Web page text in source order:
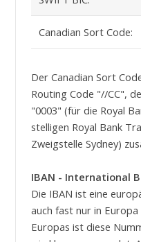
Canadian Sort Code:
Der Canadian Sort
Routing Code "//CC",
"0003" (für die Royal
stelligen Royal Bank
Zweigstelle Sydney)
IBAN - International
Die IBAN ist eine
auch fast nur in
Europas ist diese